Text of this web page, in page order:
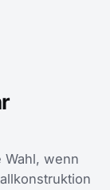
Wahl, wenn